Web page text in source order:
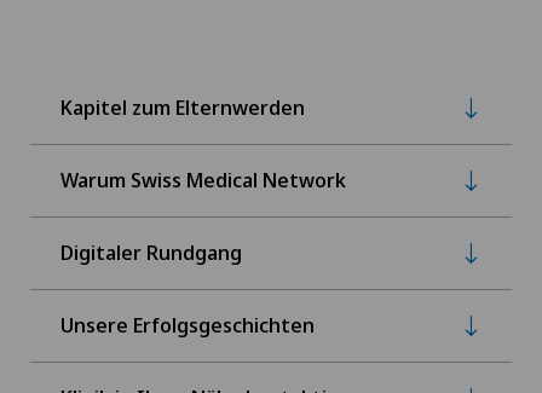
Kapitel zum Elternwerden
Warum Swiss Medical Network
Digitaler Rundgang
Unsere Erfolgsgeschichten